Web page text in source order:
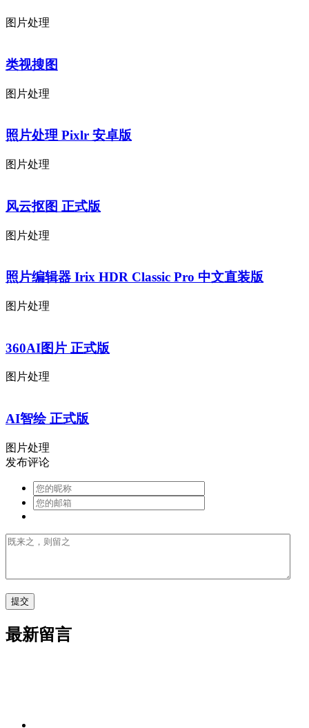
图片处理
类视搜图
图片处理
照片处理 Pixlr 安卓版
图片处理
风云抠图 正式版
图片处理
照片编辑器 Irix HDR Classic Pro 中文直装版
图片处理
360AI图片 正式版
图片处理
AI智绘 正式版
图片处理
发布评论
最新留言